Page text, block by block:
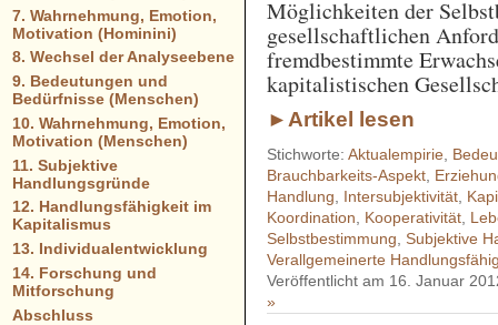
Möglichkeiten der
gesellschaftlichen
fremdbestimmte
kapitalistischen
►Artikel lesen
Stichworte:Aktualempirie
Brauchbarkeits-Aspekt
Handlung
Intersubjektivität
Koordination
Kooperativität
Selbstbestimmung ,Subjektive
Verallgemeinerte
Veröffentlicht am 16. Januar
»
7. Wahrnehmung, Emotion,
Motivation (Hominini)
8. Wechsel der Analyseebene
9. Bedeutungen und
Bedürfnisse (Menschen)
10. Wahrnehmung, Emotion,
Motivation (Menschen)
11. Subjektive
Handlungsgründe
12. Handlungsfähigkeit im
Kapitalismus
13. Individualentwicklung
14. Forschung und
Mitforschung
Abschluss